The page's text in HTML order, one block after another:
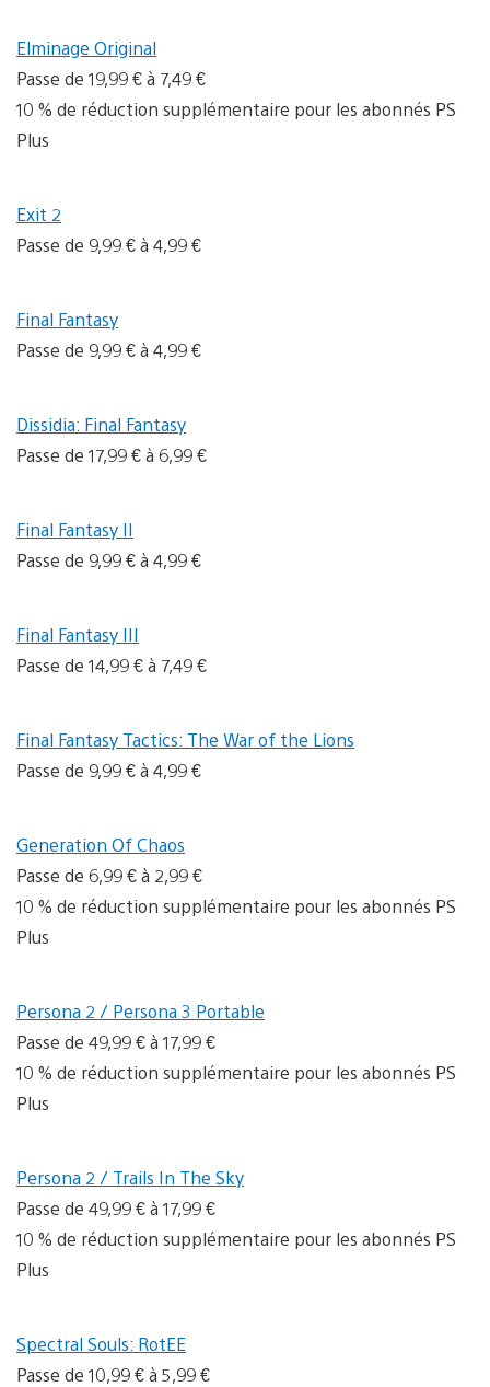
Elminage Original
Passe de 19,99 € à 7,49 €
10 % de réduction supplémentaire pour les abonnés PS
Plus
Exit 2
Passe de 9,99 € à 4,99 €
Final Fantasy
Passe de 9,99 € à 4,99 €
Dissidia: Final Fantasy
Passe de 17,99 € à 6,99 €
Final Fantasy II
Passe de 9,99 € à 4,99 €
Final Fantasy III
Passe de 14,99 € à 7,49 €
Final Fantasy Tactics: The War of the Lions
Passe de 9,99 € à 4,99 €
Generation Of Chaos
Passe de 6,99 € à 2,99 €
10 % de réduction supplémentaire pour les abonnés PS
Plus
Persona 2 / Persona 3 Portable
Passe de 49,99 € à 17,99 €
10 % de réduction supplémentaire pour les abonnés PS
Plus
Persona 2 / Trails In The Sky
Passe de 49,99 € à 17,99 €
10 % de réduction supplémentaire pour les abonnés PS
Plus
Spectral Souls: RotEE
Passe de 10,99 € à 5,99 €